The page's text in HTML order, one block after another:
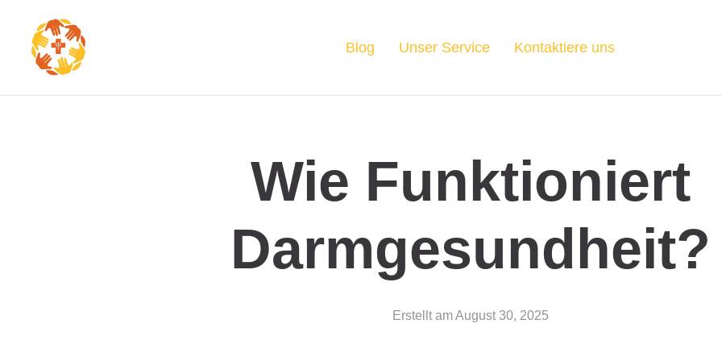
Blog Unser Service Kontaktiere uns
Wie Funktioniert
Darmgesundheit?
Erstellt amAugust 30, 2025